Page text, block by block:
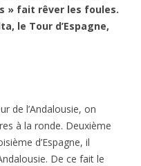
» fait rêver les foules.
le Tour d’Espagne,
de l’Andalousie, on
à la ronde. Deuxième
d’Espagne, il
De ce fait le